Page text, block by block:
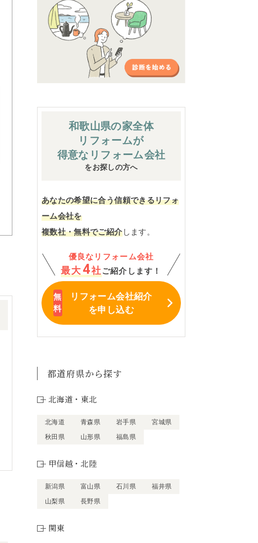
和歌山県の家全体
リフォームが
得意なリフォーム会社
をお探しの方へ
あなたの希望に合う信頼できるリフォ
ーム会社を
複数社・無料でご紹介します。
優良なリフォーム会社
最大 4社 ご紹介します！
リフォーム会社紹介
を申し込む
都道府県から探す
北海道・東北
北海道 青森県 岩手県
宮城県
秋田県
山形県 福島県
甲信越・北陸
新潟県 富山県 石川県
福井県
山梨県
長野県
関東